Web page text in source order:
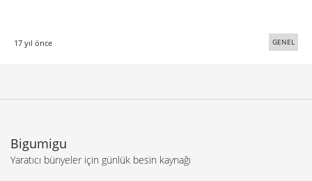
17 yıl önce GENEL
Bigumigu
Yaratıcı bünyeler için günlük besin kaynağı